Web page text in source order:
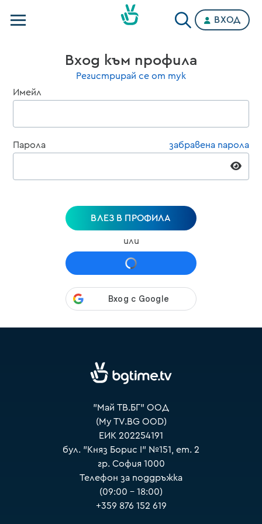
Категории
ВХОД
Вход към профила
Регистрирай се от тук
Имейл
Парола забравена парола
ВЛЕЗ В ПРОФИЛА
или
"Май ТВ.БГ" ООД
(My TV.BG OOD)
ЕИК 202254191
бул. "Княз Борис I" №151, ет. 2
гр. София 1000
Телефон за поддръжка
(09:00 – 18:00)
+359 876 152 619